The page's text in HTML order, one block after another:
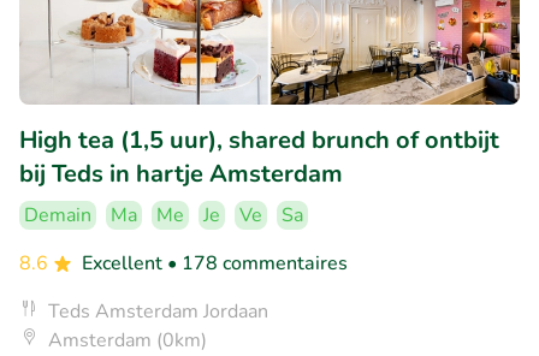
High tea (1,5 uur), shared brunch of ontbijt
bij Teds in hartje Amsterdam
Demain Ma Me Je Ve
Sa
8.6
Excellent • 178 commentaires
Teds Amsterdam Jordaan
Amsterdam (0km)